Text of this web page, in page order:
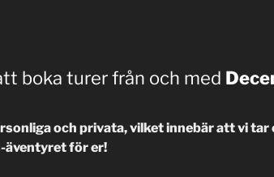
boka turer från och med
och privata, vilket innebär att vi
äventyret för er!